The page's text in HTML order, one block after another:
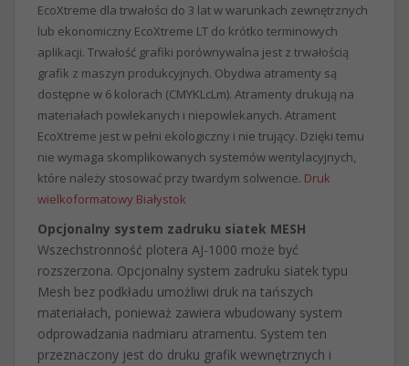
EcoXtreme dla trwałości do 3 lat w warunkach zewnętrznych
lub ekonomiczny EcoXtreme LT do krótko terminowych
aplikacji. Trwałość grafiki porównywalna jest z trwałością
grafik z maszyn produkcyjnych. Obydwa atramenty są
dostępne w 6 kolorach (CMYKLcLm). Atramenty drukują na
materiałach powlekanych i niepowlekanych. Atrament
EcoXtreme jest w pełni ekologiczny i nie trujący. Dzięki temu
nie wymaga skomplikowanych systemów wentylacyjnych,
które należy stosować przy twardym solwencie. Druk
wielkoformatowy Białystok
Opcjonalny system zadruku siatek MESH
Wszechstronność plotera AJ-1000 może być
rozszerzona. Opcjonalny system zadruku siatek typu
Mesh bez podkładu umożliwi druk na tańszych
materiałach, ponieważ zawiera wbudowany system
odprowadzania nadmiaru atramentu. System ten
przeznaczony jest do druku grafik wewnętrznych i